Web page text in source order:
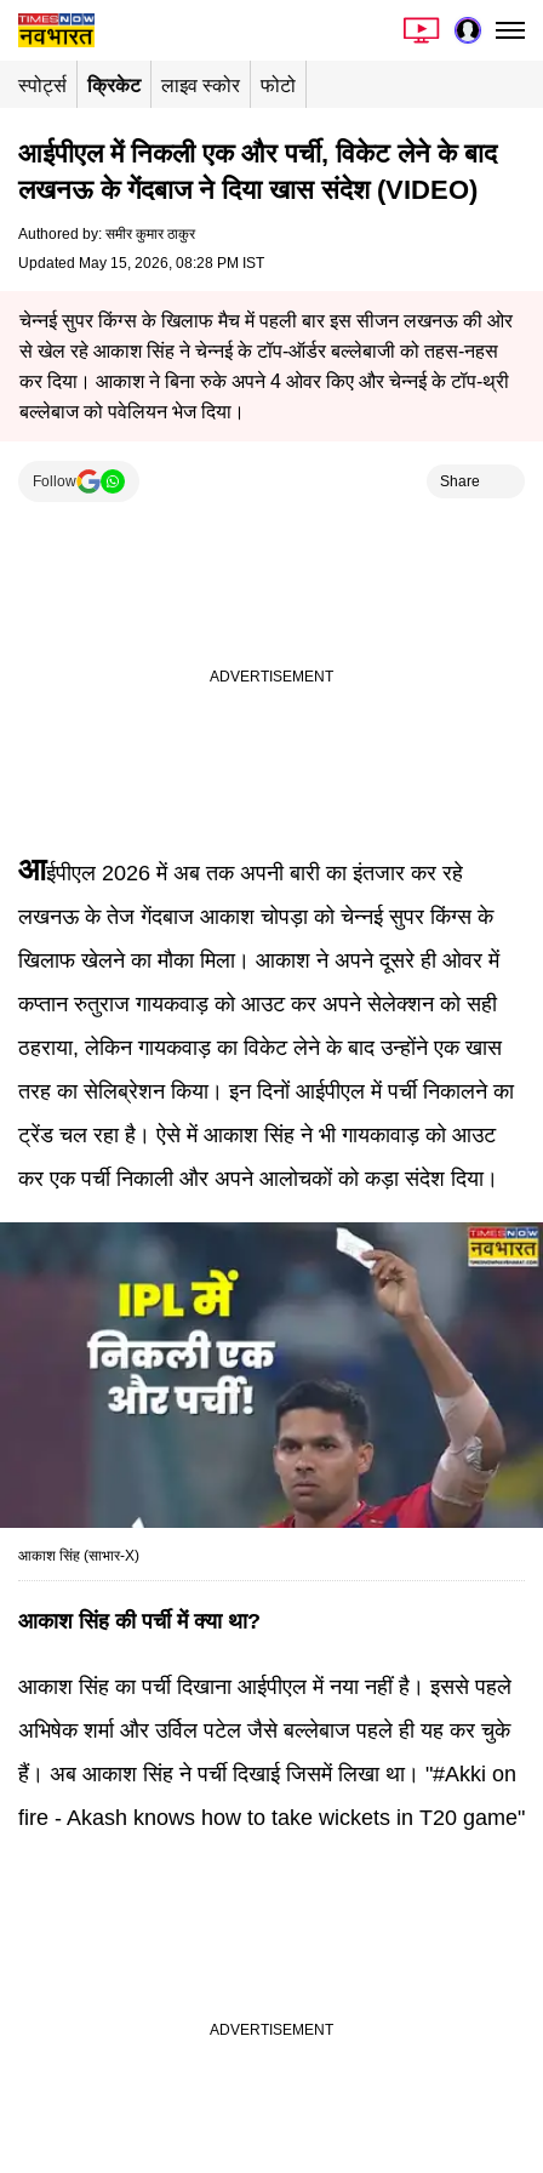
स्पोर्ट्स क्रिकेट लाइव स्कोर फोटो
आईपीएल में निकली एक और पर्ची, विकेट लेने के बाद
लखनऊ के गेंदबाज ने दिया खास संदेश (VIDEO)
Authored by: समीर कुमार ठाकुर
Updated May 15, 2026, 08:28 PM IST
चेन्नई सुपर किंग्स के खिलाफ मैच में पहली बार इस सीजन लखनऊ की ओर
से खेल रहे आकाश सिंह ने चेन्नई के टॉप-ऑर्डर बल्लेबाजी को तहस-नहस
कर दिया। आकाश ने बिना रुके अपने 4 ओवर किए और चेन्नई के टॉप-थ्री
बल्लेबाज को पवेलियन भेज दिया।
Follow Share
आईपीएल 2026 में अब तक अपनी बारी का इंतजार कर रहे
लखनऊ के तेज गेंदबाज आकाश चोपड़ा को चेन्नई सुपर किंग्स के
खिलाफ खेलने का मौका मिला। आकाश ने अपने दूसरे ही ओवर में
कप्तान रुतुराज गायकवाड़ को आउट कर अपने सेलेक्शन को सही
ठहराया, लेकिन गायकवाड़ का विकेट लेने के बाद उन्होंने एक खास
तरह का सेलिब्रेशन किया। इन दिनों आईपीएल में पर्ची निकालने का
ट्रेंड चल रहा है। ऐसे में आकाश सिंह ने भी गायकावाड़ को आउट
कर एक पर्ची निकाली और अपने आलोचकों को कड़ा संदेश दिया।
आकाश सिंह (साभार-X)
आकाश सिंह की पर्ची में क्या था?
आकाश सिंह का पर्ची दिखाना आईपीएल में नया नहीं है। इससे पहले
अभिषेक शर्मा और उर्विल पटेल जैसे बल्लेबाज पहले ही यह कर चुके
हैं। अब आकाश सिंह ने पर्ची दिखाई जिसमें लिखा था। "#Akki on
fire - Akash knows how to take wickets in T20 game"